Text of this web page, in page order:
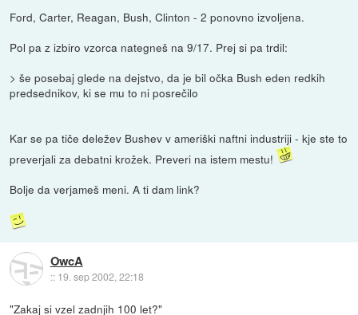
Ford, Carter, Reagan, Bush, Clinton - 2 ponovno izvoljena.
Pol pa z izbiro vzorca nategneš na 9/17. Prej si pa trdil:
> še posebaj glede na dejstvo, da je bil očka Bush eden redkih
predsednikov, ki se mu to ni posrečilo
Kar se pa tiče deležev Bushev v ameriški naftni industriji - kje ste to
preverjali za debatni krožek. Preveri na istem mestu!
Bolje da verjameš meni. A ti dam link?
OwcA
:: 19. sep 2002, 22:18
"Zakaj si vzel zadnjih 100 let?"